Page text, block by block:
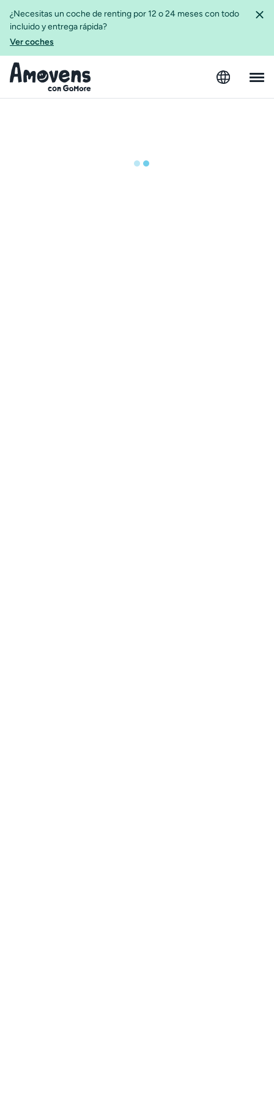
¿Necesitas un coche de renting por 12 o 24 meses con todo
incluido y entrega rápida?
Ver coches